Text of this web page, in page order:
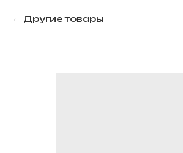
Другие товары